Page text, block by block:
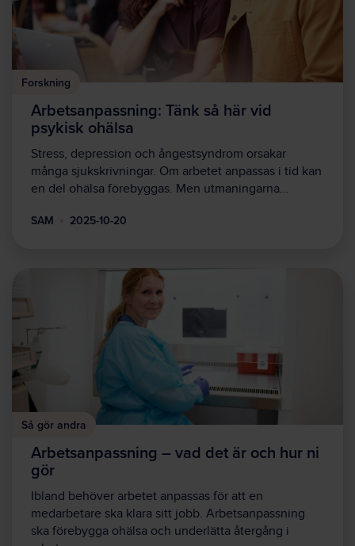
Forskning
Arbetsanpassning: Tänk så här vid
psykisk ohälsa
Stress, depression och ångestsyndrom orsakar
många sjukskrivningar. Om arbetet anpassas i tid kan
en del ohälsa förebyggas. Men utmaningarna…
SAM 2025-10-20
Så gör andra
Arbetsanpassning – vad det är och hur ni
gör
Ibland behöver arbetet anpassas för att en
medarbetare ska klara sitt jobb. Arbetsanpassning
ska förebygga ohälsa och underlätta återgång i